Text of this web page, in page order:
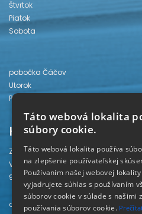
Štvrtok
Piatok
Sobota
pobočka Čáčov
Utorok
Piatok
Kontakt
Záhorská knižnica
Vajanského 28
905 01 Senica
odd. beletrie 034/654 3780
Táto webová lokalita
súbory cookie.
Táto webová lokalita používa
na zlepšenie používateľskej
Používaním našej webovej lokality
vyjadrujete súhlas s používaním
súborov cookie v súlade s našimi
používania súborov cookie.